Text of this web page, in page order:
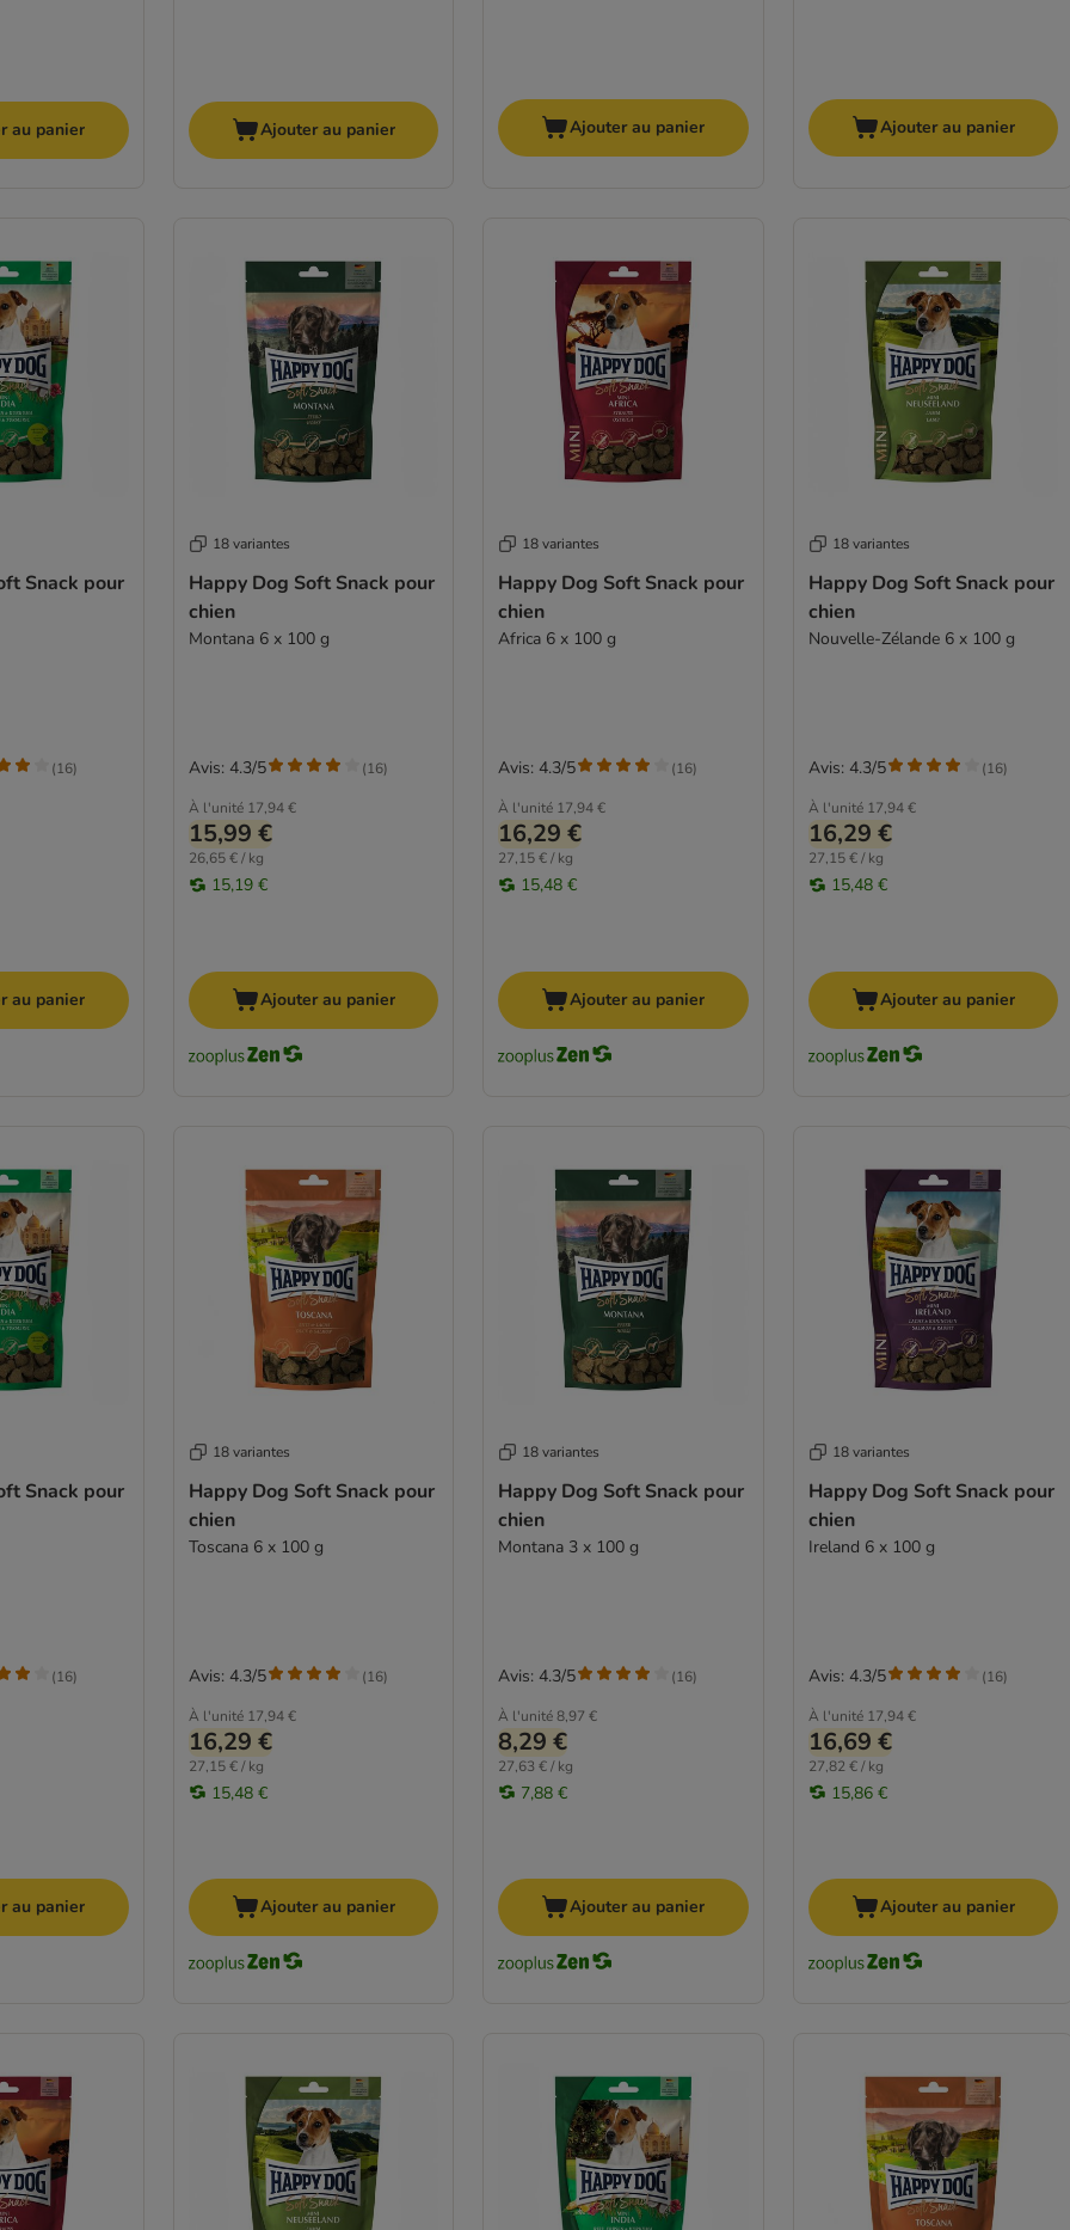
au panier Ajouter au panier Ajouter au panier Ajouter au panier
Snack pour
(16)
au panier
18 variantes
Happy Dog Soft Snack pour
chien
Montana 6 x 100 g
À l'unité 17,94 €
15,99 €
26,65 € / kg
15,19 €
Avis: 4.3/5 (16)
Ajouter au panier
18 variantes
Happy Dog Soft Snack pour
chien
Africa 6 x 100 g
À l'unité 17,94 €
16,29 €
27,15 € / kg
15,48 €
Avis: 4.3/5 (16)
Ajouter au panier
18 variantes
Happy Dog Soft Snack pour
chien
Nouvelle-Zélande 6 x 100 g
À l'unité 17,94 €
16,29 €
27,15 € / kg
15,48 €
Avis: 4.3/5 (16)
Ajouter au panier
Snack pour
(16)
au panier
18 variantes
Happy Dog Soft Snack pour
chien
Toscana 6 x 100 g
À l'unité 17,94 €
16,29 €
27,15 € / kg
15,48 €
Avis: 4.3/5 (16)
Ajouter au panier
18 variantes
Happy Dog Soft Snack pour
chien
Montana 3 x 100 g
À l'unité8,97 €
8,29 €
27,63 € / kg
7,88 €
Avis: 4.3/5 (16)
Ajouter au panier
18 variantes
Happy Dog Soft Snack pour
chien
Ireland 6 x 100 g
À l'unité 17,94 €
16,69 €
27,82 € / kg
15,86 €
Avis: 4.3/5 (16)
Ajouter au panier